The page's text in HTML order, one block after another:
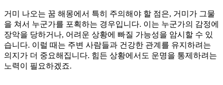
거미 나오는 꿈 해몽에서 특히 주의해야 할 점은, 거미가 그물
을 쳐서 누군가를 포획하는 경우입니다. 이는 누군가의 감정에
장악을 당하거나, 어려운 상황에 빠질 가능성을 암시할 수 있
습니다. 이럴 때는 주변 사람들과 건강한 관계를 유지하려는
의지가 더 중요해집니다. 힘든 상황에서도 운명을 통제하려는
노력이 필요하겠죠.